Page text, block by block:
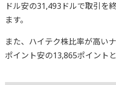
ドル安の31,493ドルで取引を
ます。
また、ハイテク株比率が高い
ポイント安の13,865ポイント